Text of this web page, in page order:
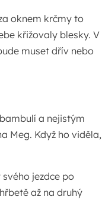
oknem krčmy to
křižovaly blesky. V
muset dřív nebo
a nejistým
Meg. Když ho viděla,
jezdce po
až na druhý